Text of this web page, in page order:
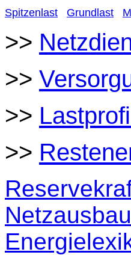
Spitzenlast Grundlast
>>
>>
>>
>>
Netzausbau